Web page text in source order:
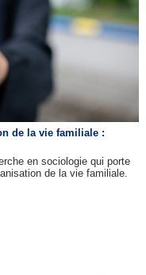
de la vie familiale :
en sociologie qui porte
de la vie familiale.